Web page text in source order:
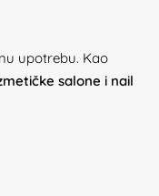
upotrebu. Kao
salone i nail